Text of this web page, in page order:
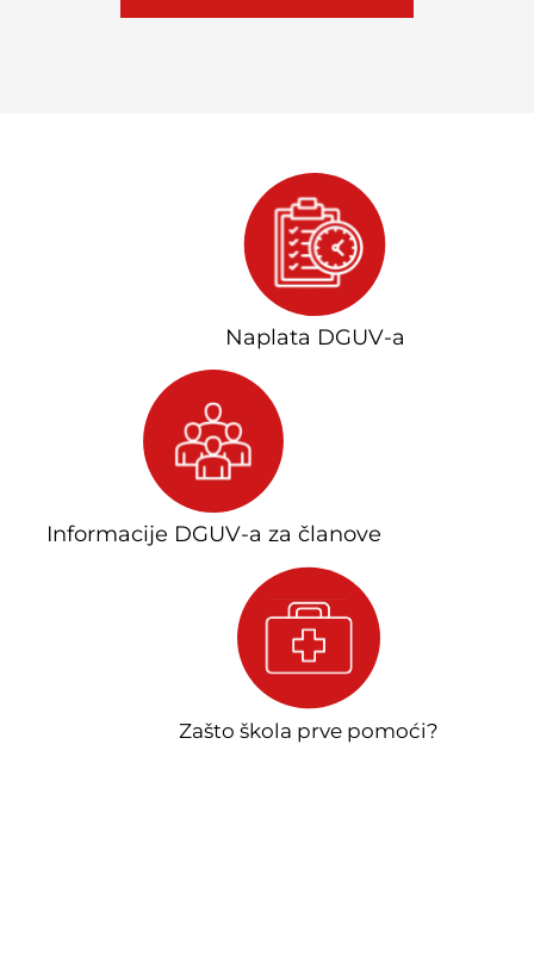
Naplata DGUV-a
Informacije DGUV-a za članove
Zašto škola prve pomoći?